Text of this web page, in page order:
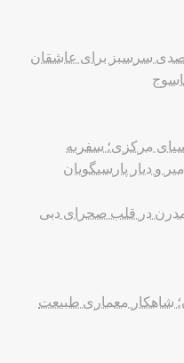
سرسبز برای عاشقان
مرکزی؛ سفربه
و دیار پارسیگویان
مدرن در قلب صحرای دبی
شاهکار معماری طبیعت